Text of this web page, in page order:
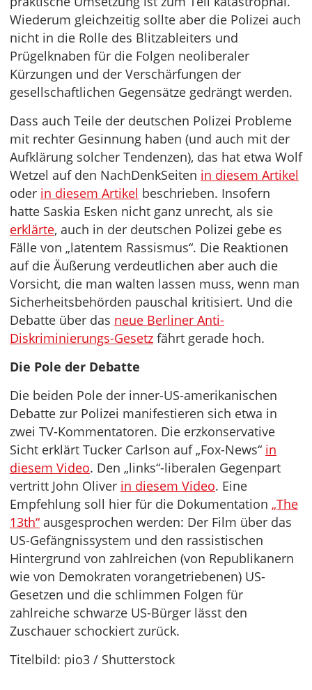
Wiederum gleichzeitig sollte aber die Polizei auch
nicht in die Rolle des Blitzableiters und
Prügelknaben für die Folgen neoliberaler
Kürzungen und der Verschärfungen der
gesellschaftlichen Gegensätze gedrängt werden.
Dass auch Teile der deutschen Polizei Probleme
mit rechter Gesinnung haben (und auch mit der
Aufklärung solcher Tendenzen), das hat etwa Wolf
Wetzel auf den NachDenkSeiten in diesem Artikel
oder in diesem Artikel beschrieben. Insofern
hatte Saskia Esken nicht ganz unrecht, als sie
erklärte, auch in der deutschen Polizei gebe es
Fälle von „latentem Rassismus“. Die Reaktionen
auf die Äußerung verdeutlichen aber auch die
Vorsicht, die man walten lassen muss, wenn man
Sicherheitsbehörden pauschal kritisiert. Und die
Debatte über das neue Berliner Anti-
Diskriminierungs-Gesetz fährt gerade hoch.
Die Pole der Debatte
Die beiden Pole der inner-US-amerikanischen
Debatte zur Polizei manifestieren sich etwa in
zwei TV-Kommentatoren. Die erzkonservative
Sicht erklärt Tucker Carlson auf „Fox-News“ in
diesem Video. Den „links“-liberalen Gegenpart
vertritt John Oliver in diesem Video. Eine
Empfehlung soll hier für die Dokumentation „The
13th“ ausgesprochen werden: Der Film über das
US-Gefängnissystem und den rassistischen
Hintergrund von zahlreichen (von Republikanern
wie von Demokraten vorangetriebenen) US-
Gesetzen und die schlimmen Folgen für
zahlreiche schwarze US-Bürger lässt den
Zuschauer schockiert zurück.
Titelbild: pio3 / Shutterstock